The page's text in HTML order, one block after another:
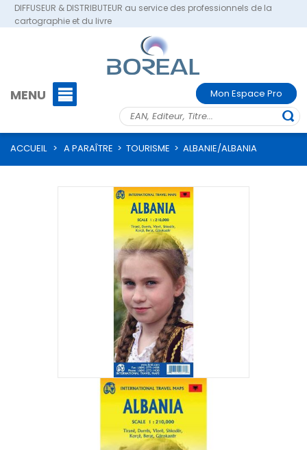
DIFFUSEUR & DISTRIBUTEUR au service des professionnels de la
cartographie et du livre
MENU Mon Espace Pro
ACCUEIL > A PARAÎTRE > TOURISME > ALBANIE/ALBANIA